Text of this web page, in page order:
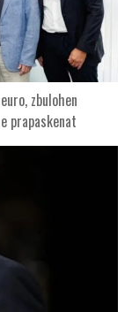
zbulohen
prapaskenat